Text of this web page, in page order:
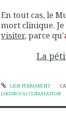
En tout cas, le
mort clinique.
visiter, parce qu'
La
LIEN PERMANENT
JARDIN D'ACCLIMATATION